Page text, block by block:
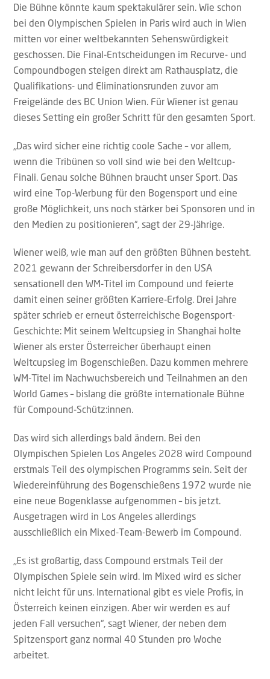
Die Bühne könnte kaum spektakulärer sein. Wie schon
bei den Olympischen Spielen in Paris wird auch in Wien
mitten vor einer weltbekannten Sehenswürdigkeit
geschossen. Die Final-Entscheidungen im Recurve- und
Compoundbogen steigen direkt am Rathausplatz, die
Qualifikations- und Eliminationsrunden zuvor am
Freigelände des BC Union Wien. Für Wiener ist genau
dieses Setting ein großer Schritt für den gesamten Sport.
„Das wird sicher eine richtig coole Sache – vor allem,
wenn die Tribünen so voll sind wie bei den Weltcup-
Finali. Genau solche Bühnen braucht unser Sport. Das
wird eine Top-Werbung für den Bogensport und eine
große Möglichkeit, uns noch stärker bei Sponsoren und in
den Medien zu positionieren“, sagt der 29-Jährige.
Wiener weiß, wie man auf den größten Bühnen besteht.
2021 gewann der Schreibersdorfer in den USA
sensationell den WM-Titel im Compound und feierte
damit einen seiner größten Karriere-Erfolg. Drei Jahre
später schrieb er erneut österreichische Bogensport-
Geschichte: Mit seinem Weltcupsieg in Shanghai holte
Wiener als erster Österreicher überhaupt einen
Weltcupsieg im Bogenschießen. Dazu kommen mehrere
WM-Titel im Nachwuchsbereich und Teilnahmen an den
World Games – bislang die größte internationale Bühne
für Compound-Schütz:innen.
Das wird sich allerdings bald ändern. Bei den
Olympischen Spielen Los Angeles 2028 wird Compound
erstmals Teil des olympischen Programms sein. Seit der
Wiedereinführung des Bogenschießens 1972 wurde nie
eine neue Bogenklasse aufgenommen – bis jetzt.
Ausgetragen wird in Los Angeles allerdings
ausschließlich ein Mixed-Team-Bewerb im Compound.
„Es ist großartig, dass Compound erstmals Teil der
Olympischen Spiele sein wird. Im Mixed wird es sicher
nicht leicht für uns. International gibt es viele Profis, in
Österreich keinen einzigen. Aber wir werden es auf
jeden Fall versuchen“, sagt Wiener, der neben dem
Spitzensport ganz normal 40 Stunden pro Woche
arbeitet.